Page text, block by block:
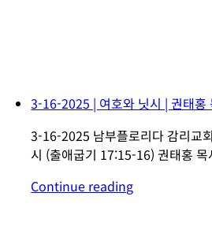
3-16-2025 | 여호와 닛시 | 권태홍
3-16-2025 남부플로리다 감리교
시 (출애굽기 17:15-16) 권태홍 목
Continue reading